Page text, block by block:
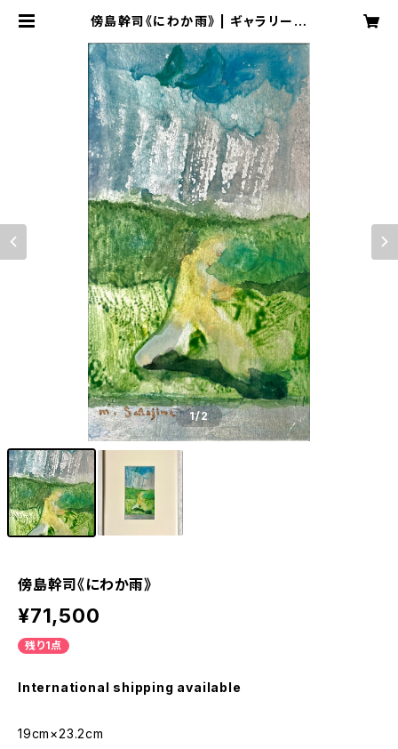
傍島幹司《にわか雨》 | ギャラリーゴ
1/2
傍島幹司《にわか雨》
¥71,500
残り1点
International shipping available
19cm×23.2cm